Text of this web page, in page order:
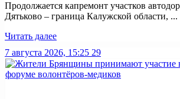
Продолжается капремонт участков
Дятьково – граница Калужской области, ...
Читать далее
7 августа 2026, 15:25 29